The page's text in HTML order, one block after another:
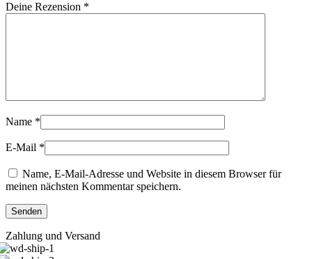
Deine Rezension *
Name *
E-Mail *
Name, E-Mail-Adresse und Website in diesem Browser für
meinen nächsten Kommentar speichern.
Zahlung und Versand